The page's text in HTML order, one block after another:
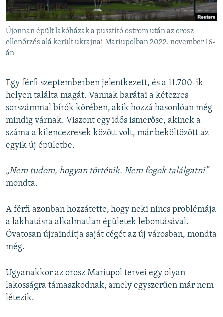
Újonnan épült lakóházak a pusztító ostrom után az orosz
ellenőrzés alá került ukrajnai Mariupolban 2022. november 16-
án
Egy férfi szeptemberben jelentkezett, és a 11.700-ik
helyen találta magát. Vannak barátai a kétezres
sorszámmal bírók körében, akik hozzá hasonlóan még
mindig várnak. Viszont egy idős ismerőse, akinek a
száma a kilencezresek között volt, már beköltözött az
egyik új épületbe.
„Nem tudom, hogyan történik. Nem fogok találgatni”–
mondta.
A férfi azonban hozzátette, hogy neki nincs problémája
a lakhatásra alkalmatlan épületek lebontásával.
Óvatosan újraindítja saját cégét az új városban, mondta
még.
Ugyanakkor az orosz Mariupol tervei egy olyan
lakosságra támaszkodnak, amely egyszerűen már nem
létezik.